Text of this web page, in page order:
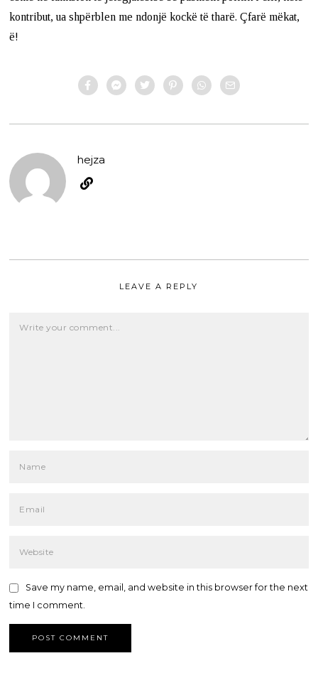
kontribut, ua shpërblen me ndonjë kockë të tharë. Çfarë mëkat,
ë!
hejza
LEAVE A REPLY
Save my name, email, and website in this browser for the next
time I comment.